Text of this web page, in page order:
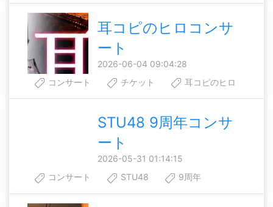
耳コピのヒロコンサ
ート
2026-06-04 09:04:28
コンサート
チケット 耳コピのヒロ
STU48 9周年コンサ
ート
2026-05-31 01:14:15
コンサート
STU48 9周年